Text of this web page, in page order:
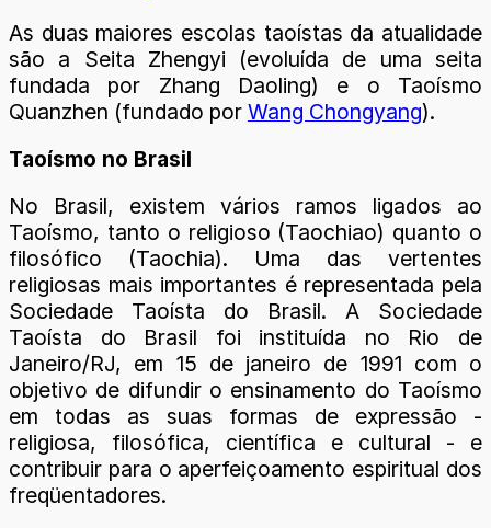
As duas maiores escolas taoístas da atualidade
são a Seita Zhengyi (evoluída de uma seita
fundada por Zhang Daoling) e o Taoísmo
Quanzhen (fundado por Wang Chongyang).
Taoísmo no Brasil
No Brasil, existem vários ramos ligados ao
Taoísmo, tanto o religioso (Taochiao) quanto o
filosófico (Taochia). Uma das vertentes
religiosas mais importantes é representada pela
Sociedade Taoísta do Brasil. A Sociedade
Taoísta do Brasil foi instituída no Rio de
Janeiro/RJ, em 15 de janeiro de 1991 com o
objetivo de difundir o ensinamento do Taoísmo
em todas as suas formas de expressão -
religiosa, filosófica, científica e cultural - e
contribuir para o aperfeiçoamento espiritual dos
freqüentadores.